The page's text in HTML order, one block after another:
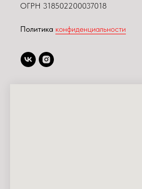
ОГРН 318502200037018
Политика конфиденциальности